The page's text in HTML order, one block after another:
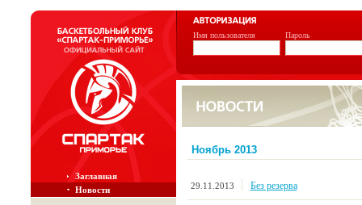
Имя пользователя Пароль
Заглавная
Новости
Ноябрь 2013
29.11.2013 Без резерва